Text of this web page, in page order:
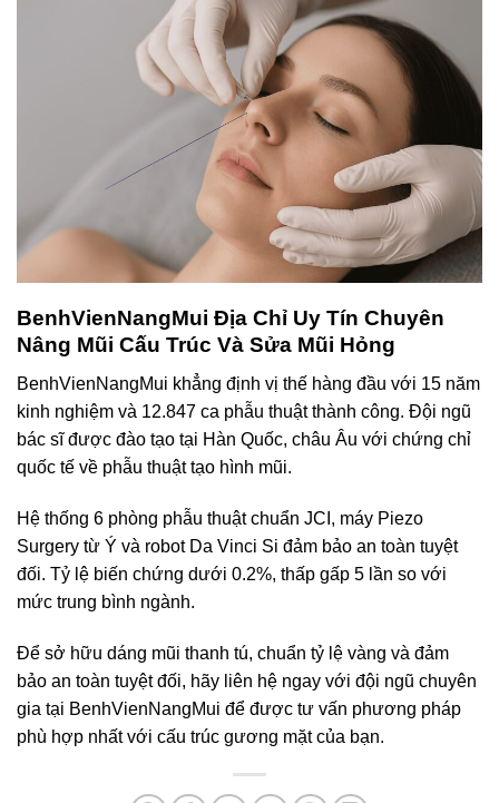
BenhVienNangMui Địa Chỉ Uy Tín Chuyên
Nâng Mũi Cấu Trúc Và Sửa Mũi Hỏng
BenhVienNangMui khẳng định vị thế hàng đầu với 15 năm
kinh nghiệm và 12.847 ca phẫu thuật thành công. Đội ngũ
bác sĩ được đào tạo tại Hàn Quốc, châu Âu với chứng chỉ
quốc tế về phẫu thuật tạo hình mũi.
Hệ thống 6 phòng phẫu thuật chuẩn JCI, máy Piezo
Surgery từ Ý và robot Da Vinci Si đảm bảo an toàn tuyệt
đối. Tỷ lệ biến chứng dưới 0.2%, thấp gấp 5 lần so với
mức trung bình ngành.
Để sở hữu dáng mũi thanh tú, chuẩn tỷ lệ vàng và đảm
bảo an toàn tuyệt đối, hãy liên hệ ngay với đội ngũ chuyên
gia tại BenhVienNangMui để được tư vấn phương pháp
phù hợp nhất với cấu trúc gương mặt của bạn.